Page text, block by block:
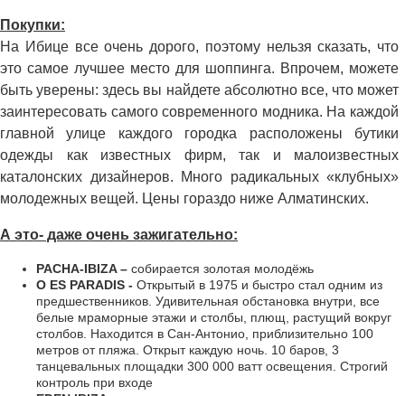
Покупки:
На Ибице все очень дорого, поэтому нельзя сказать, что
это самое лучшее место для шоппинга. Впрочем, можете
быть уверены: здесь вы найдете абсолютно все, что может
заинтересовать самого современного модника. На каждой
главной улице каждого городка расположены бутики
одежды как известных фирм, так и малоизвестных
каталонских дизайнеров. Много радикальных «клубных»
молодежных вещей. Цены гораздо ниже Алматинских.
А это- даже очень зажигательно:
PACHA-IBIZA – собирается золотая молодёжь
О ES PARADIS - Открытый в 1975 и быстро стал одним из
предшественников. Удивительная обстановка внутри, все
белые мраморные этажи и столбы, плющ, растущий вокруг
столбов. Находится в Сан-Антонио, приблизительно 100
метров от пляжа. Открыт каждую ночь. 10 баров, 3
танцевальных площадки 300 000 ватт освещения. Строгий
контроль при входе